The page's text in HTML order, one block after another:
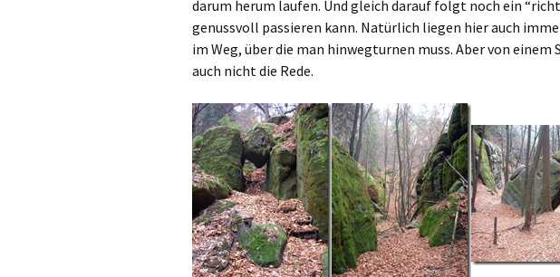
darum herum laufen. Und gleich darauf folgt noch ein
genussvoll passieren kann. Natürlich liegen hier auch
im Weg, über die man hinwegturnen muss. Aber von
auch nicht die Rede.